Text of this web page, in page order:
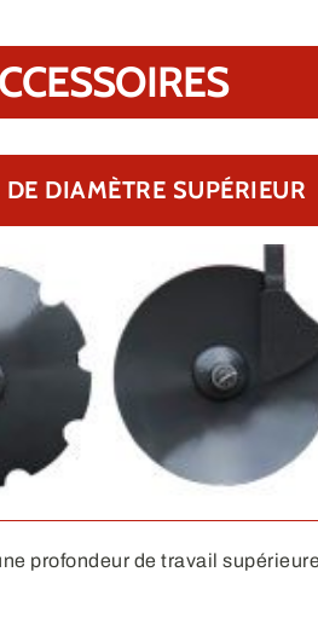
DIAMÈTRE SUPÉRIEUR
profondeur de travail